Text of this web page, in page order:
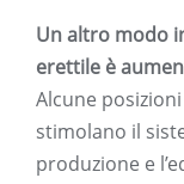
Un altro modo
erettile è
Alcune
stimolano il
produzione e